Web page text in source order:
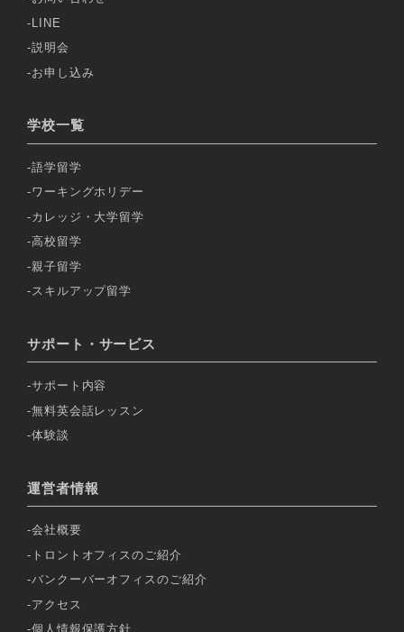
LINE
説明会
お申し込み
学校一覧
語学留学
ワーキングホリデー
カレッジ・大学留学
高校留学
親子留学
スキルアップ留学
サポート・サービス
サポート内容
無料英会話レッスン
体験談
運営者情報
会社概要
トロントオフィスのご紹介
バンクーバーオフィスのご紹介
アクセス
個人情報保護方針